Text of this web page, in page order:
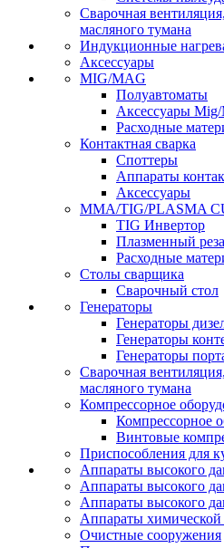
Сварочная
масляного тумана
Индукционные
Аксессуары
MIG/MAG
Полуавтоматы
Аксессуары
Расходные
Контактная сварка
Споттеры
Аппараты
Аксессуары
MMA/TIG/PLASMA
TIG Инвертор
Плазменный
Расходные
Столы сварщика
Сварочный стол
Генераторы
Генераторы
Генераторы
Генераторы
Сварочная
масляного тумана
Компрессорное
Компрессорное
Винтовые
Приспособления для
Аппараты высокого
Аппараты высокого
Аппараты высокого
Аппараты химической
Очистные сооружения